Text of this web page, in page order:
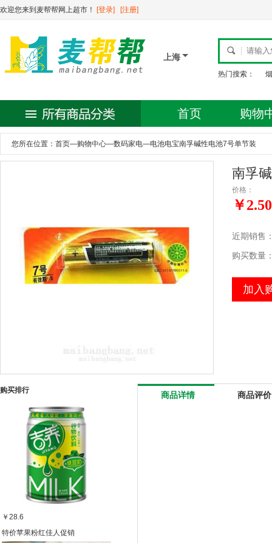
欢迎您来到麦帮帮网上超市！ [登录] [注册]
上海
热门搜索： 烟
首页 购物
您所在位置： 首页—购物中心—数码家电—电池电宝南孚碱性电池7号单节装
南孚
价格：
￥2.50
近期销售
购买数量
加入
购买排行
￥28.6
特价苹果粉红佳人促销
商品详情 商品评价